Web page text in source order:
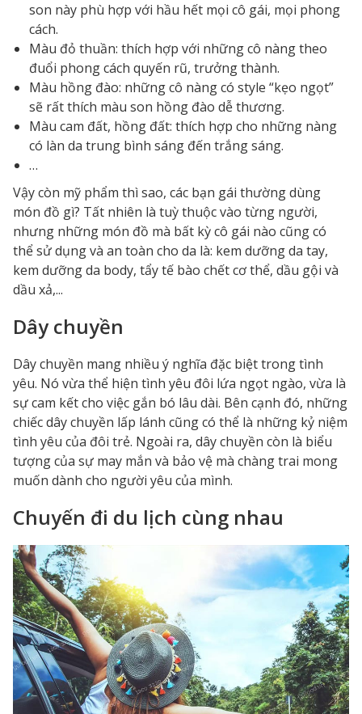
son này phù hợp với hầu hết mọi cô gái, mọi phong
cách.
Màu đỏ thuần: thích hợp với những cô nàng theo
đuổi phong cách quyến rũ, trưởng thành.
Màu hồng đào: những cô nàng có style “kẹo ngọt”
sẽ rất thích màu son hồng đào dễ thương.
Màu cam đất, hồng đất: thích hợp cho những nàng
có làn da trung bình sáng đến trắng sáng.
…
Vậy còn mỹ phẩm thì sao, các bạn gái thường dùng
món đồ gì? Tất nhiên là tuỳ thuộc vào từng người,
nhưng những món đồ mà bất kỳ cô gái nào cũng có
thể sử dụng và an toàn cho da là: kem dưỡng da tay,
kem dưỡng da body, tẩy tế bào chết cơ thể, dầu gội và
dầu xả,...
Dây chuyền
Dây chuyền mang nhiều ý nghĩa đặc biệt trong tình
yêu. Nó vừa thể hiện tình yêu đôi lứa ngọt ngào, vừa là
sự cam kết cho việc gắn bó lâu dài. Bên cạnh đó, những
chiếc dây chuyền lấp lánh cũng có thể là những kỷ niệm
tình yêu của đôi trẻ. Ngoài ra, dây chuyền còn là biểu
tượng của sự may mắn và bảo vệ mà chàng trai mong
muốn dành cho người yêu của mình.
Chuyến đi du lịch cùng nhau